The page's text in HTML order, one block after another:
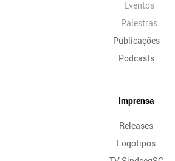
Eventos
Palestras
Publicações
Podcasts
Imprensa
Releases
Logotipos